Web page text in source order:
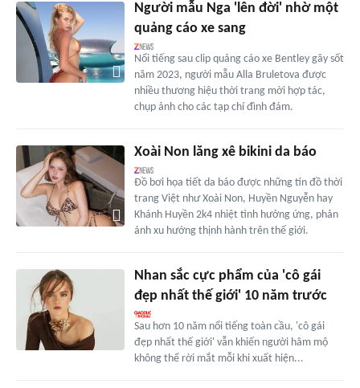
Người mẫu Nga 'lên đời' nhờ một
quảng cáo xe sang
Nổi tiếng sau clip quảng cáo xe Bentley gây sốt
năm 2023, người mẫu Alla Bruletova được
nhiều thương hiệu thời trang mời hợp tác,
chụp ảnh cho các tạp chí đình đám.
Xoài Non lăng xê bikini da báo
Đồ bơi họa tiết da báo được những tín đồ thời
trang Việt như Xoài Non, Huyền Nguyễn hay
Khánh Huyền 2k4 nhiệt tình hưởng ứng, phản
ánh xu hướng thịnh hành trên thế giới.
Nhan sắc cực phẩm của 'cô gái
đẹp nhất thế giới' 10 năm trước
Sau hơn 10 năm nổi tiếng toàn cầu, 'cô gái
đẹp nhất thế giới' vẫn khiến người hâm mộ
không thể rời mắt mỗi khi xuất hiện...